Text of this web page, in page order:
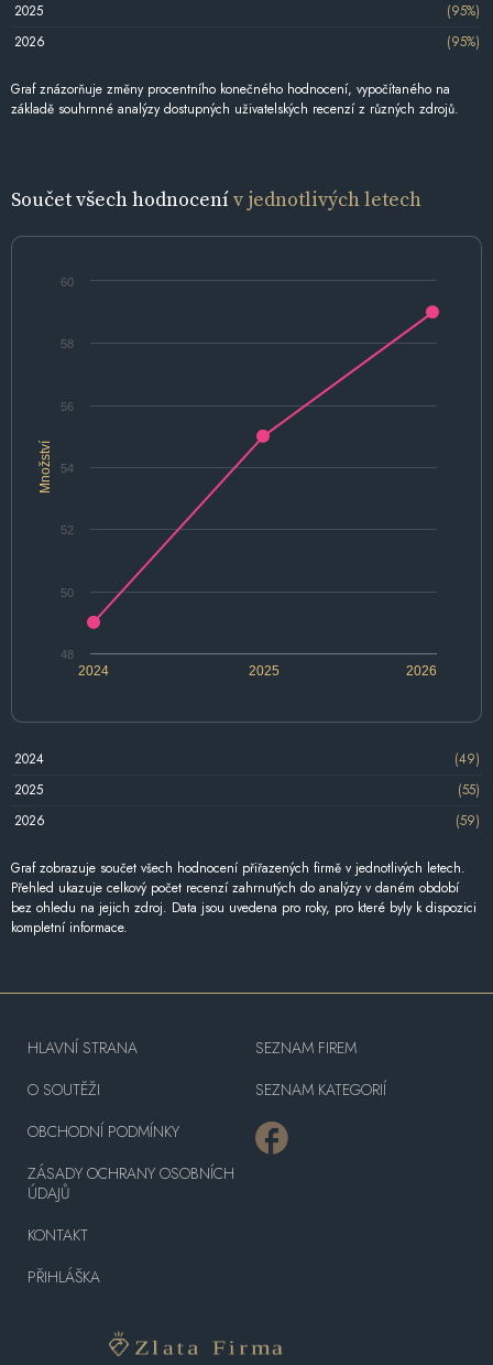
2025
(95%)
2026
(95%)
Graf znázorňuje změny procentního konečného hodnocení, vypočítaného na
základě souhrnné analýzy dostupných uživatelských recenzí z různých zdrojů.
Součet všech hodnocenív jednotlivých letech
Množství
2024 2026
2025
48
50
52
54
56
58
60
2024
(49)
2025
(55)
2026
(59)
Graf zobrazuje součet všech hodnocení přiřazených firmě v jednotlivých letech.
Přehled ukazuje celkový počet recenzí zahrnutých do analýzy v daném období
bez ohledu na jejich zdroj. Data jsou uvedena pro roky, pro které byly k dispozici
kompletní informace.
HLAVNÍ STRANA
O SOUTĚŽI
OBCHODNÍ PODMÍNKY
ZÁSADY OCHRANY OSOBNÍCH
ÚDAJŮ
KONTAKT
PŘIHLÁŠKA
SEZNAM FIREM
SEZNAM KATEGORIÍ